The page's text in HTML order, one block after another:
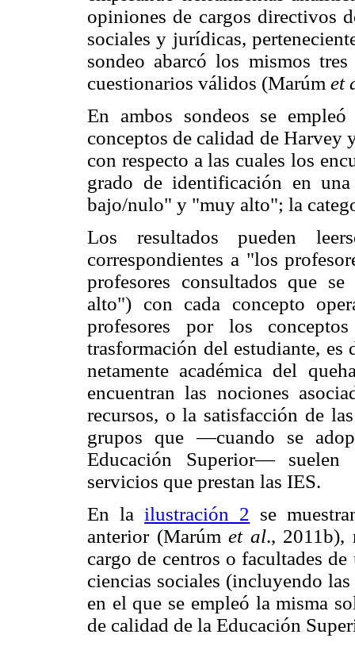
opiniones de cargos directivos
sociales y jurídicas,
sondeo abarcó los mismos
cuestionarios válidos (Marúm et
En ambos sondeos se
conceptos de calidad de Harvey
con respecto a las cuales los
grado de identificación en
bajo/nulo" y "muy alto"; la
Los resultados pueden
correspondientes a "los
profesores consultados que
alto") con cada concepto
profesores por los
trasformación del estudiante, es
netamente académica del
encuentran las nociones
recursos, o la satisfacción de
grupos que —cuando se
Educación Superior—
servicios que prestan las IES.
En la ilustración 2 se
anterior (Marúmet al., 2011b),
cargo de centros o facultades
ciencias sociales (incluyendo
en el que se empleó la misma
de calidad de la Educación